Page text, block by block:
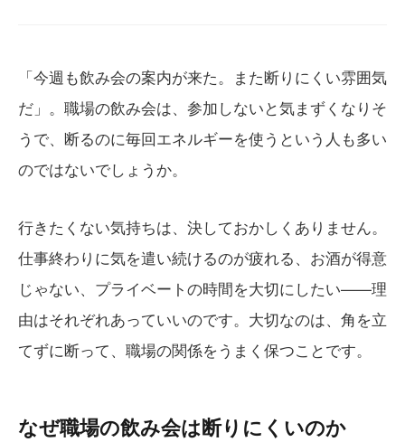
「今週も飲み会の案内が来た。また断りにくい雰囲気
だ」。職場の飲み会は、参加しないと気まずくなりそ
うで、断るのに毎回エネルギーを使うという人も多い
のではないでしょうか。
行きたくない気持ちは、決しておかしくありません。
仕事終わりに気を遣い続けるのが疲れる、お酒が得意
じゃない、プライベートの時間を大切にしたい——理
由はそれぞれあっていいのです。大切なのは、角を立
てずに断って、職場の関係をうまく保つことです。
なぜ職場の飲み会は断りにくいのか